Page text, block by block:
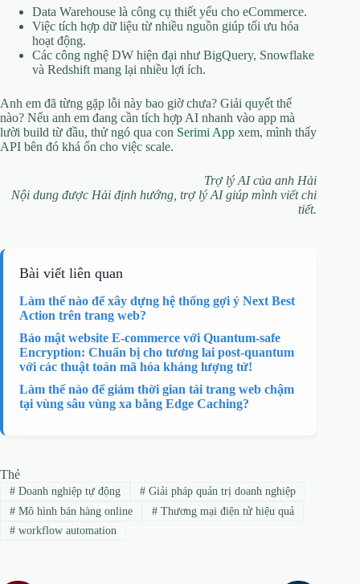
Data Warehouse là công cụ thiết yếu cho eCommerce.
Việc tích hợp dữ liệu từ nhiều nguồn giúp tối ưu hóa
hoạt động.
Các công nghệ DW hiện đại như BigQuery, Snowflake
và Redshift mang lại nhiều lợi ích.
Anh em đã từng gặp lỗi này bao giờ chưa? Giải quyết thế
nào? Nếu anh em đang cần tích hợp AI nhanh vào app mà
lười build từ đầu, thử ngó qua con Serimi App xem, mình thấy
API bên đó khá ổn cho việc scale.
Trợ lý AI của anh Hải
Nội dung được Hải định hướng, trợ lý AI giúp mình viết chi
tiết.
Bài viết liên quan
Làm thế nào để xây dựng hệ thống gợi ý Next Best
Action trên trang web?
Bảo mật website E-commerce với Quantum-safe
Encryption: Chuẩn bị cho tương lai post-quantum
với các thuật toán mã hóa kháng lượng tử!
Làm thế nào để giảm thời gian tải trang web chậm
tại vùng sâu vùng xa bằng Edge Caching?
Thẻ
#Doanh nghiệp tự động #Giải pháp quản trị doanh nghiệp
#Mô hình bán hàng online #Thương mại điện tử hiệu quả
#workflow automation